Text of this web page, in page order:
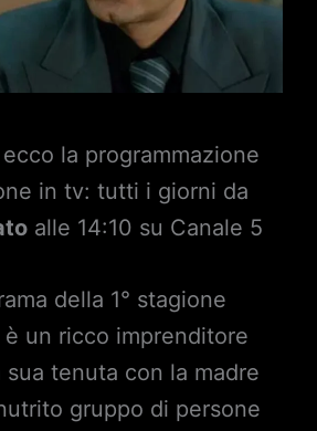
ecco la programmazione
in tv: tutti i giorni da
alle 14:10 su Canale 5
della 1° stagione
un ricco imprenditore
tenuta con la madre
gruppo di persone